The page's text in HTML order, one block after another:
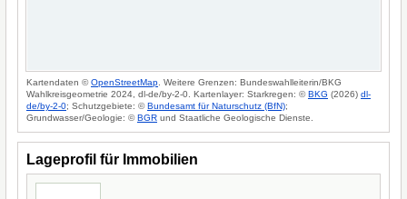
Kartendaten ©OpenStreetMap . Weitere Grenzen: Bundeswahlleiterin/BKG
Wahlkreisgeometrie 2024, dl-de/by-2-0. Kartenlayer: Starkregen: ©BKG (2026) dl-
de/by-2-0; Schutzgebiete: ©Bundesamt für Naturschutz (BfN);
Grundwasser/Geologie: ©BGR und Staatliche Geologische Dienste.
Lageprofil für Immobilien